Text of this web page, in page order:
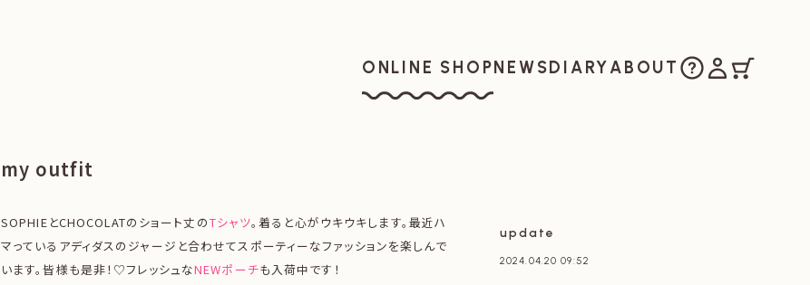
ONLINE SHOP NEWSお知らせ
DIARY日記
ABOUT 私たちについて
ご購入方法
マイアカウ
my outfit
SOPHIEとCHOCOLATのショート丈のTシャツ。着ると心がウキウキします。最近ハ
マっているアディダスのジャージと合わせてスポーティーなファッションを楽しんで
います。皆様も是非！♡フレッシュなNEWポーチも入荷中です！
update
2024.04.20 09:52